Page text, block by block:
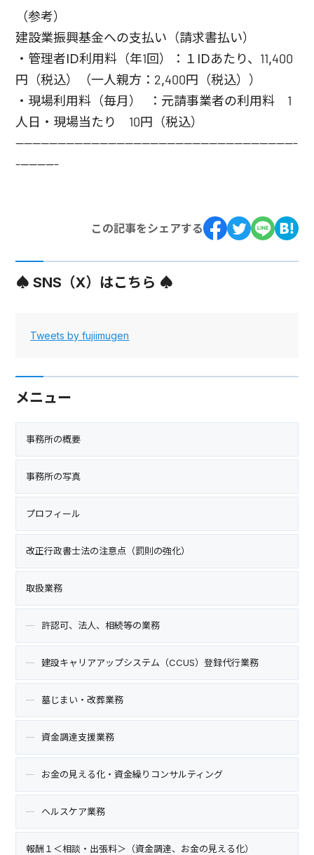
（参考）
建設業振興基金への支払い（請求書払い）
・管理者ID利用料（年1回）：１IDあたり、11,400
円（税込）（一人親方：2,400円（税込））
・現場利用料（毎月） ：元請事業者の利用料 1
人日・現場当たり 10円（税込）
-------------------------------------------------------------------
----------
この記事をシェアする
♠ SNS（X）はこちら ♠
Tweets by fujiimugen
メニュー
事務所の概要
事務所の写真
プロフィール
改正行政書士法の注意点（罰則の強化）
取扱業務
許認可、法人、相続等の業務
建設キャリアアップシステム（CCUS）登録代行業務
墓じまい・改葬業務
資金調達支援業務
お金の見える化・資金繰りコンサルティング
ヘルスケア業務
報酬１＜相談・出張料＞（資金調達、お金の見える化）